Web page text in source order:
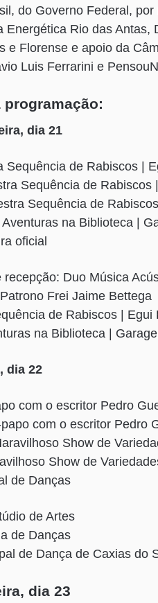
do Governo Federal,
Energética Rio das
e Florense e apoio da
Luis Ferrarini e
programação:
dia 21
Sequência de Rabiscos |
Sequência de Rabiscos
Sequência de
Aventuras na Biblioteca |
oficial
recepção: Duo Música
Frei Jaime Bettega
de Rabiscos | Egui
na Biblioteca |
dia 22
com o escritor Pedro
com o escritor Pedro
Show de
Show de
de Danças
de Artes
de Danças
de Dança de Caxias do
dia 23